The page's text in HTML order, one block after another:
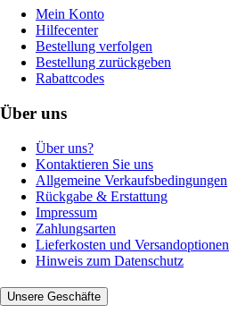
Mein Konto
Hilfecenter
Bestellung verfolgen
Bestellung zurückgeben
Rabattcodes
Über uns
Über uns?
Kontaktieren Sie uns
Allgemeine Verkaufsbedingungen
Rückgabe & Erstattung
Impressum
Zahlungsarten
Lieferkosten und Versandoptionen
Hinweis zum Datenschutz
Unsere Geschäfte